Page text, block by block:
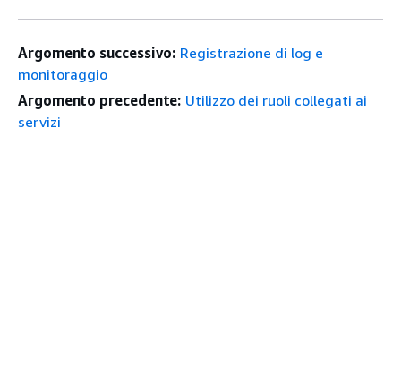
Argomento successivo: Registrazione di log e
monitoraggio
Argomento precedente: Utilizzo dei ruoli collegati ai
servizi